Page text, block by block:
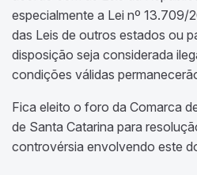
especialmente a Lei nº 13.709/
das Leis de outros estados ou
disposição seja considerada
condições válidas
Fica eleito o foro da Comarca
de Santa Catarina para
controvérsia envolvendo este